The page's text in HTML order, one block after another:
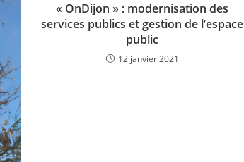
« OnDijon » : modernisation des
services publics et gestion de l’espace
public
12 janvier 2021